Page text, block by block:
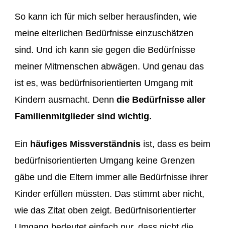
So kann ich für mich selber herausfinden, wie
meine elterlichen Bedürfnisse einzuschätzen
sind. Und ich kann sie gegen die Bedürfnisse
meiner Mitmenschen abwägen. Und genau das
ist es, was bedürfnisorientierten Umgang mit
Kindern ausmacht. Denn die Bedürfnisse aller
Familienmitglieder sind wichtig.
Ein häufiges Missverständnisist, dass es beim
bedürfnisorientierten Umgang keine Grenzen
gäbe und die Eltern immer alle Bedürfnisse ihrer
Kinder erfüllen müssten. Das stimmt aber nicht,
wie das Zitat oben zeigt. Bedürfnisorientierter